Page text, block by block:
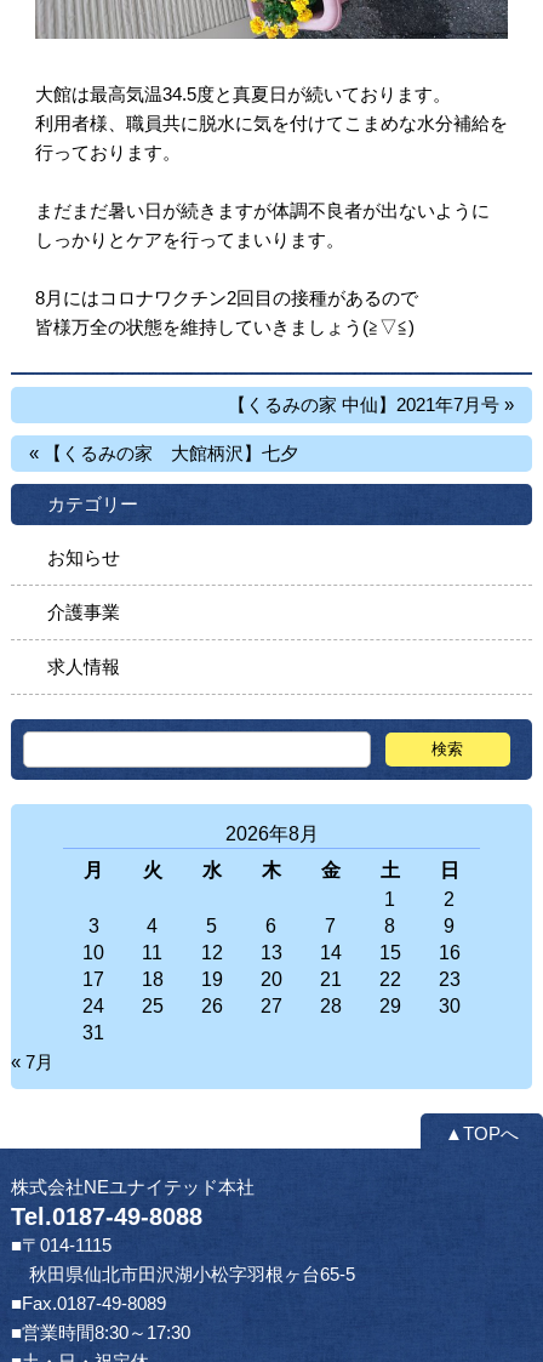
大館は最高気温34.5度と真夏日が続いております。
利用者様、職員共に脱水に気を付けてこまめな水分補給を
行っております。
まだまだ暑い日が続きますが体調不良者が出ないように
しっかりとケアを行ってまいります。
8月にはコロナワクチン2回目の接種があるので
皆様万全の状態を維持していきましょう(≧▽≦)
【くるみの家 中仙】2021年7月号 »
« 【くるみの家 大館柄沢】七夕
カテゴリー
お知らせ
介護事業
求人情報
2026年8月
月
火 水 木 金 土
日
1
2
3
4 5 6 7 8
9
10
11 12 13 14 15
16
17
18 19 20 21 22
23
24
25 26 27 28 29
30
31
« 7月
▲TOPへ
株式会社NEユナイテッド本社
Tel.0187-49-8088
■〒014-1115
秋田県仙北市田沢湖小松字羽根ヶ台65-5
■Fax.0187-49-8089
■営業時間8:30～17:30